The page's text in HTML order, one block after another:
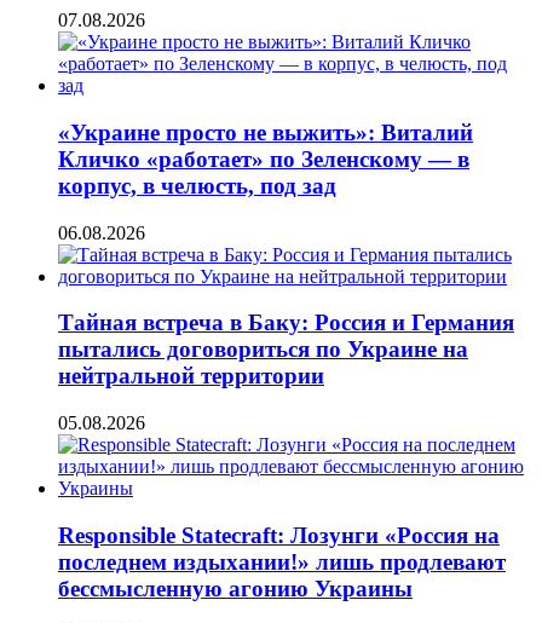
07.08.2026
«Украине просто не выжить»: Виталий
Кличко «работает» по Зеленскому — в
корпус, в челюсть, под зад
06.08.2026
Тайная встреча в Баку: Россия и Германия
пытались договориться по Украине на
нейтральной территории
05.08.2026
Responsible Statecraft: Лозунги «Россия на
последнем издыхании!» лишь продлевают
бессмысленную агонию Украины